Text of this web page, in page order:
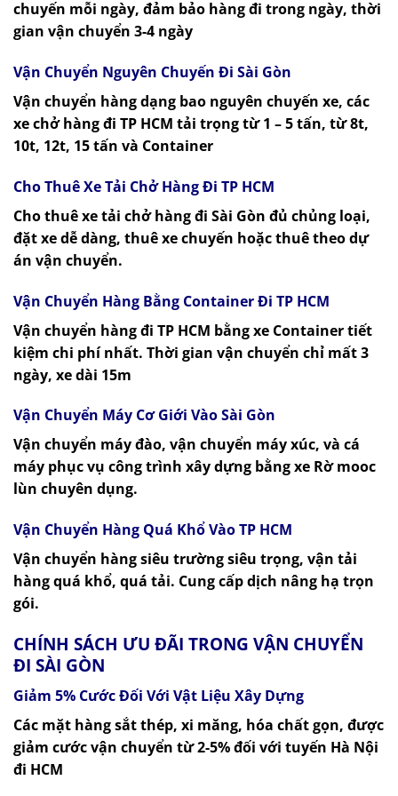
chuyến mỗi ngày, đảm bảo hàng đi trong ngày, thời
gian vận chuyển 3-4 ngày
Vận Chuyển Nguyên Chuyến Đi Sài Gòn
Vận chuyển hàng dạng bao nguyên chuyến xe, các
xe chở hàng đi TP HCM tải trọng từ 1 – 5 tấn, từ 8t,
10t, 12t, 15 tấn và Container
Cho Thuê Xe Tải Chở Hàng Đi TP HCM
Cho thuê xe tải chở hàng đi Sài Gòn đủ chủng loại,
đặt xe dễ dàng, thuê xe chuyến hoặc thuê theo dự
án vận chuyển.
Vận Chuyển Hàng Bằng Container Đi TP HCM
Vận chuyển hàng đi TP HCM bằng xe Container tiết
kiệm chi phí nhất. Thời gian vận chuyển chỉ mất 3
ngày, xe dài 15m
Vận Chuyển Máy Cơ Giới Vào Sài Gòn
Vận chuyển máy đào, vận chuyển máy xúc, và cá
máy phục vụ công trình xây dựng bằng xe Rờ mooc
lùn chuyên dụng.
Vận Chuyển Hàng Quá Khổ Vào TP HCM
Vận chuyển hàng siêu trường siêu trọng, vận tải
hàng quá khổ, quá tải. Cung cấp dịch nâng hạ trọn
gói.
CHÍNH SÁCH ƯU ĐÃI TRONG VẬN CHUYỂN
ĐI SÀI GÒN
Giảm 5% Cước Đối Với Vật Liệu Xây Dựng
Các mặt hàng sắt thép, xi măng, hóa chất gọn, được
giảm cước vận chuyển từ 2-5% đối với tuyến Hà Nội
đi HCM